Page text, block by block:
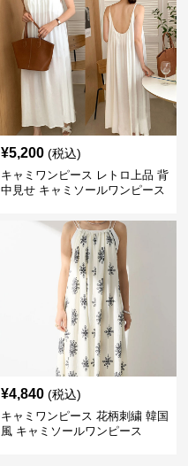
¥5,200 (税込)
キャミワンピース レトロ上品 背
中見せ キャミソールワンピース
¥4,840 (税込)
キャミワンピース 花柄刺繍 韓国
風 キャミソールワンピース